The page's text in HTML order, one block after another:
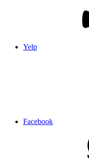
Yelp
Facebook